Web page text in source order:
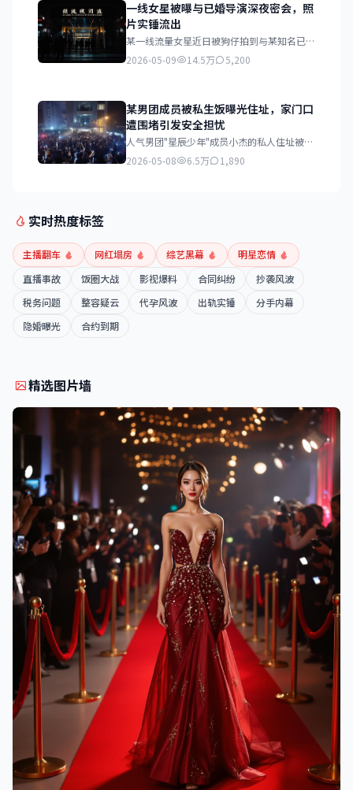
一线女星被曝与已婚导演深夜密会，照
片实锤流出
某一线流量女星近日被狗仔拍到与某知名已婚
导演深夜在酒店密会长达三小时，多张亲密照
片在网络流传，引发轩然大波。
2026-05-09 14.5万 5,200
某男团成员被私生饭曝光住址，家门口
遭围堵引发安全担忧
人气男团"星辰少年"成员小杰的私人住址被私
生饭曝光，近日其家门口每天聚集数十名粉
丝，严重影响居民正常生活和该成员的人身安
2026-05-08 6.5万 1,890
实时热度标签
主播翻车 网红塌房 综艺黑幕
明星恋情
直播事故
饭圈大战 影视爆料 合同纠纷
抄袭风波
税务问题
整容疑云 代孕风波 出轨实锤
分手内幕
隐婚曝光
合约到期
精选图片墙